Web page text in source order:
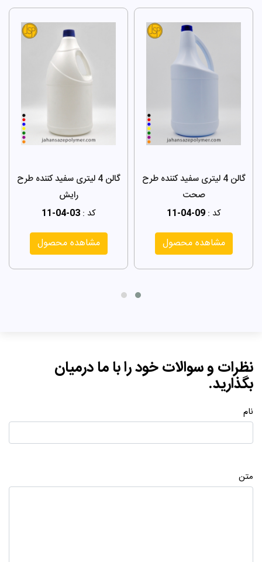
گالن 4 لیتری سفید کننده طرح
صحت
کد :11-04-09
مشاهده محصول
گالن 4 لیتری سفید کننده طرح
رایش
کد :11-04-03
مشاهده محصول
نظرات و سوالات خود را با ما درمیان
بگذارید.
نام
متن